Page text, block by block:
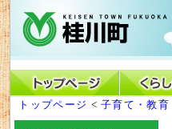
トップページ <子育て・教育